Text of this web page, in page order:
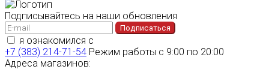
Подписывайтесь на наши обновления
Подписаться
я ознакомился с
+7 (383) 214-71-54 Режим работы с 9:00 по 20:00
Адреса магазинов: